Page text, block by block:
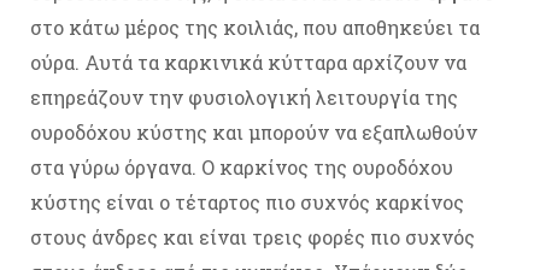
στο κάτω μέρος της κοιλιάς, που αποθηκεύει τα
ούρα. Αυτά τα καρκινικά κύτταρα αρχίζουν να
επηρεάζουν την φυσιολογική λειτουργία της
ουροδόχου κύστης και μπορούν να εξαπλωθούν
στα γύρω όργανα. Ο καρκίνος της ουροδόχου
κύστης είναι ο τέταρτος πιο συχνός καρκίνος
στους άνδρες και είναι τρεις φορές πιο συχνός